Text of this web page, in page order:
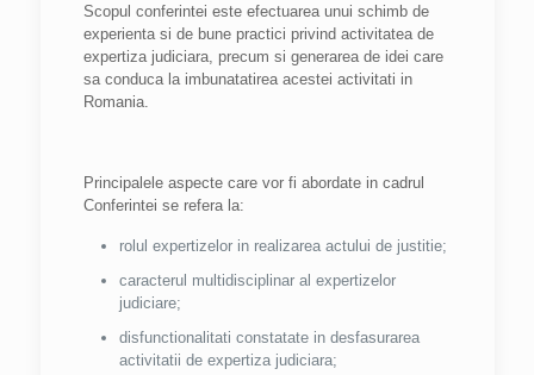
Scopul conferintei este efectuarea unui schimb de
experienta si de bune practici privind activitatea de
expertiza judiciara, precum si generarea de idei care
sa conduca la imbunatatirea acestei activitati in
Romania.
Principalele aspecte care vor fi abordate in cadrul
Conferintei se refera la:
rolul expertizelor in realizarea actului de justitie;
caracterul multidisciplinar al expertizelor
judiciare;
disfunctionalitati constatate in desfasurarea
activitatii de expertiza judiciara;